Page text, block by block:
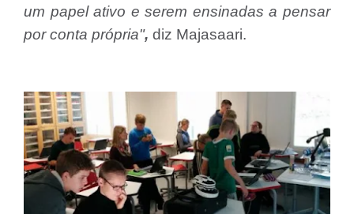
um papel ativo e serem ensinadas a pensar
por conta própria", diz Majasaari.